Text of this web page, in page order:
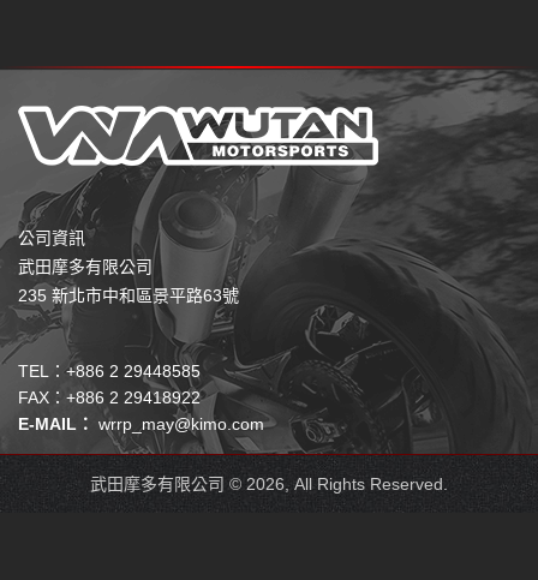
公司資訊
武田摩多有限公司
235 新北市中和區景平路63號
TEL：+886 2 29448585
FAX：+886 2 29418922
E-MAIL： wrrp_may@kimo.com
武田摩多有限公司 © 2026, All Rights Reserved.